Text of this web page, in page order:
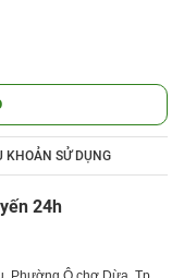
KHOẢN SỬ DỤNG
24h